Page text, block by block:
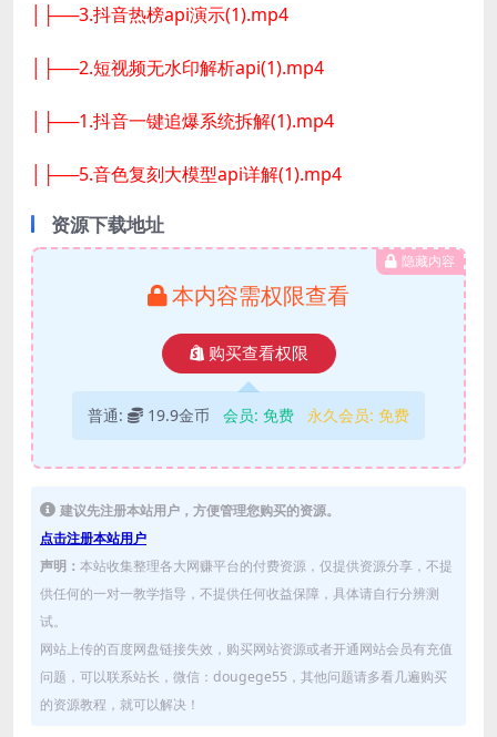
│├──3.抖音热榜api演示(1).mp4
│├──2.短视频无水印解析api(1).mp4
│├──1.抖音一键追爆系统拆解(1).mp4
│├──5.音色复刻大模型api详解(1).mp4
资源下载地址
隐藏内容
本内容需权限查看
购买查看权限
普通: 19.9金币 会员: 免费 永久会员: 免费
建议先注册本站用户，方便管理您购买的资源。
点击注册本站用户
声明： 本站收集整理各大网赚平台的付费资源，仅提供资源分享，不提
供任何的一对一教学指导，不提供任何收益保障，具体请自行分辨测
试。
网站上传的百度网盘链接失效，购买网站资源或者开通网站会员有充值
问题，可以联系站长，微信：dougege55，其他问题请多看几遍购买
的资源教程，就可以解决！